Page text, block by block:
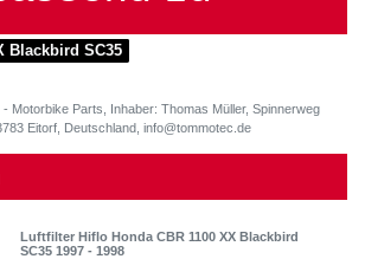
Blackbird SC35
Motorbike Parts, Inhaber: Thomas Müller, Spinnerweg
Eitorf, Deutschland, info@tommotec.de
Luftfilter Hiflo Honda CBR 1100 XX Blackbird
SC35 1997 - 1998